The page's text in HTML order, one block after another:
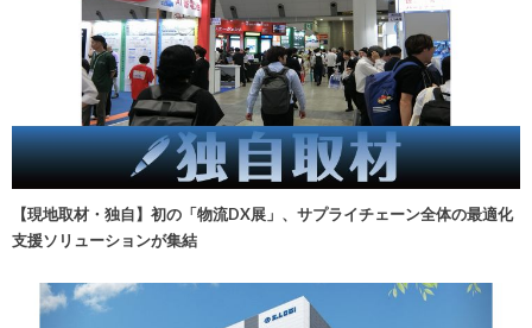
【現地取材・独自】初の「物流DX展」、サプライチェーン全体の最適化
支援ソリューションが集結